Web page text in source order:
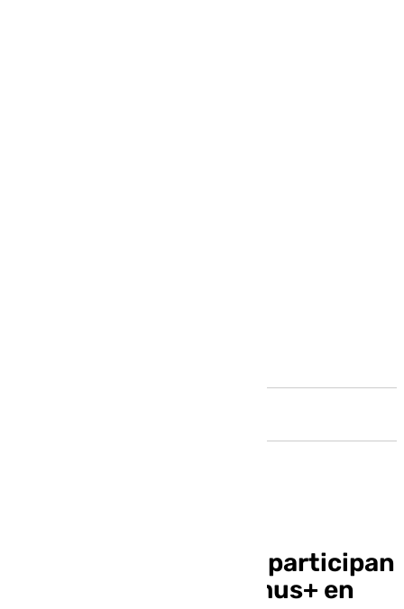
Alumnos holandeses participan
en el programa Erasmus+ en